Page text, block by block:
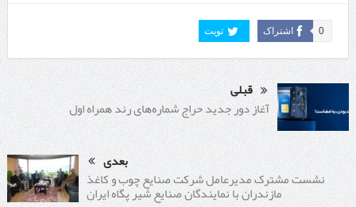
اشتراک 0 تویت
قبلی
آغاز دور جدید حراج شماره‌های رند همراه اول
بعدی
نشست مشترک مدیرعامل شرکت صنایع چوب و کاغذ
مازندران با نمایندگان صنایع شیر پگاه ایران